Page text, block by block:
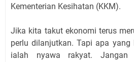
Kementerian Kesihatan (KKM).
Jika kita takut ekonomi terus
perlu dilanjutkan. Tapi apa yang
ialah nyawa rakyat. Jangan